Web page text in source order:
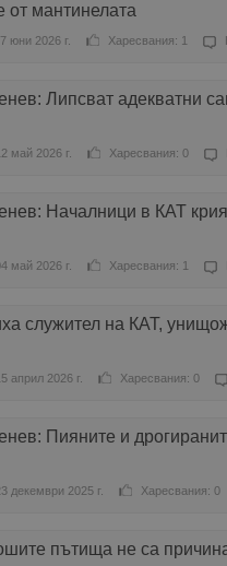
от мантинелата
юни 2026 г. Харесвания: 1
Липсват адекватни
май 2026 г. Харесвания: 0
Началници в КАТ
май 2026 г. Харесвания: 1
служител на КАТ,
април 2026 г. Харесвания: 0
Пияните и
декември 2025 г. Харесвания: 0
пътища не са